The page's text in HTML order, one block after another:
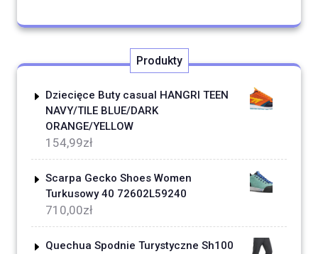
Produkty
Dziecięce Buty casual HANGRI TEEN
NAVY/TILE BLUE/DARK
ORANGE/YELLOW
154,99zł
Scarpa Gecko Shoes Women
Turkusowy 40 72602L59240
710,00zł
Quechua Spodnie Turystyczne Sh100